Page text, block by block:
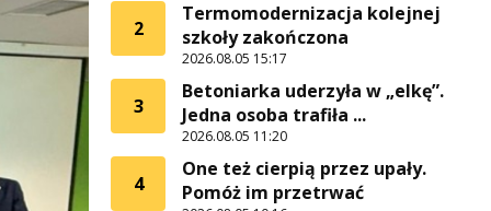
2
Termomodernizacja kolejnej
szkoły zakończona
2026.08.05 15:17
3
Betoniarka uderzyła w „elkę”.
Jedna osoba trafiła ...
2026.08.05 11:20
4
One też cierpią przez upały.
Pomóż im przetrwać